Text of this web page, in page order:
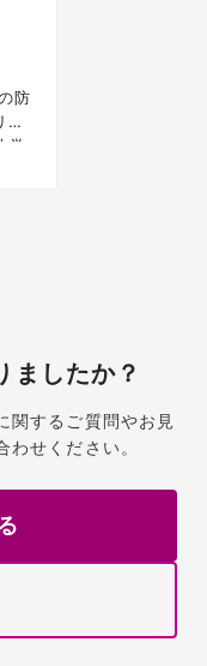
防
ー
学
ましたか？
関するご質問やお見
せください。